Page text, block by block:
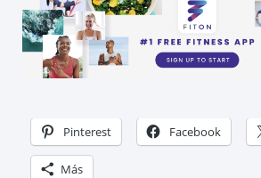
Pinterest Facebook
Más